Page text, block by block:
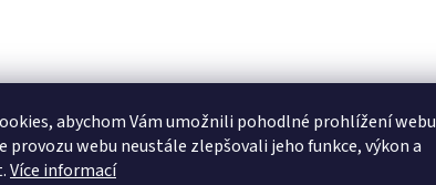
abychom Vám umožnili pohodlné prohlížení webu
provozu webu neustále zlepšovali jeho funkce, výkon a
Více informací
NOVINKY